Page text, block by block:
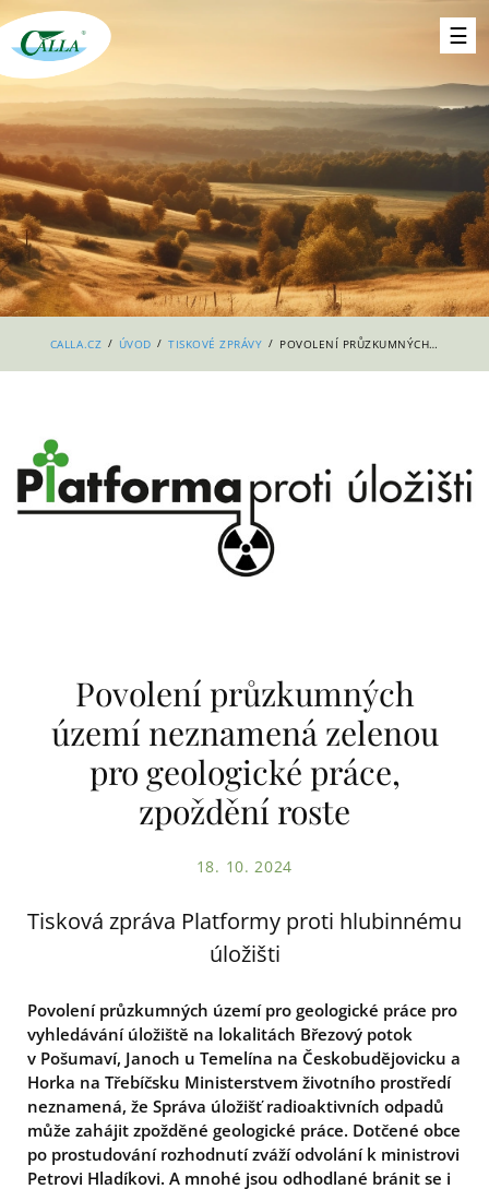
CALLA.CZ / ÚVOD / TISKOVÉ ZPRÁVY / POVOLENÍ PRŮZKUMNÝCH ÚZEMÍ NEZNAMENÁ ZELENOU PRO GEOLOGICKÉ PRÁCE, ZPOŽDĚNÍ ROSTE
Povolení průzkumných
území neznamená zelenou
pro geologické práce,
zpoždění roste
18. 10. 2024
Tisková zpráva Platformy proti hlubinnému
úložišti
Povolení průzkumných území pro geologické práce pro
vyhledávání úložiště na lokalitách Březový potok
v Pošumaví, Janoch u Temelína na Českobudějovicku a
Horka na Třebíčsku Ministerstvem životního prostředí
neznamená, že Správa úložišť radioaktivních odpadů
může zahájit zpožděné geologické práce. Dotčené obce
po prostudování rozhodnutí zváží odvolání k ministrovi
Petrovi Hladíkovi. A mnohé jsou odhodlané bránit se i